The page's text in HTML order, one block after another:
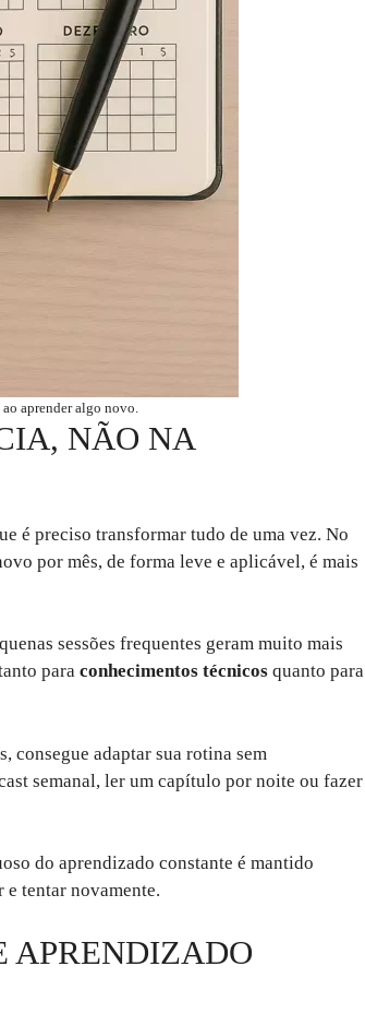
aprender algo novo.
NÃO NA
é preciso transformar tudo de uma vez. No
por mês, de forma leve e aplicável, é mais
sessões frequentes geram muito mais
para conhecimentos técnicos quanto para
consegue adaptar sua rotina sem
semanal, ler um capítulo por noite ou fazer
do aprendizado constante é mantido
e tentar novamente.
APRENDIZADO